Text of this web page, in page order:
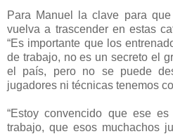
Para Manuel la clave para
vuelva a trascender en estas
“Es importante que los
de trabajo, no es un secreto el
el país, pero no se puede
jugadores ni técnicas tenemos
“Estoy convencido que ese
trabajo, que esos muchachos